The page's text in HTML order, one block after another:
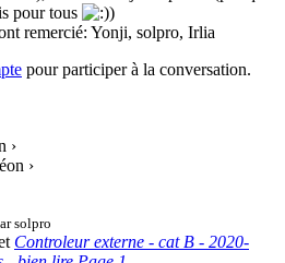
pour tous
)
remercié: Yonji, solpro, Irlia
pour participer à la conversation.
›
solpro
Controleur externe - cat B - 2020-